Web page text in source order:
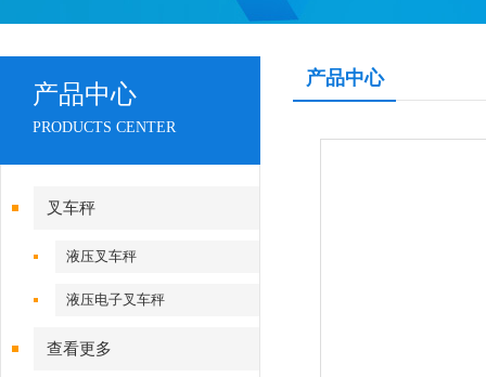
产品中心
PRODUCTS CENTER
叉车秤
液压叉车秤
液压电子叉车秤
查看更多
产品中心